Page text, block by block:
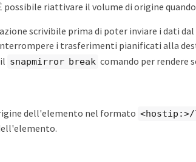
riattivare il volume di origine
scrivibile prima di poter inviare i dati
i trasferimenti pianificati alla
snapmirror break comando per rendere
dell'elemento nel formato <hostip:>/